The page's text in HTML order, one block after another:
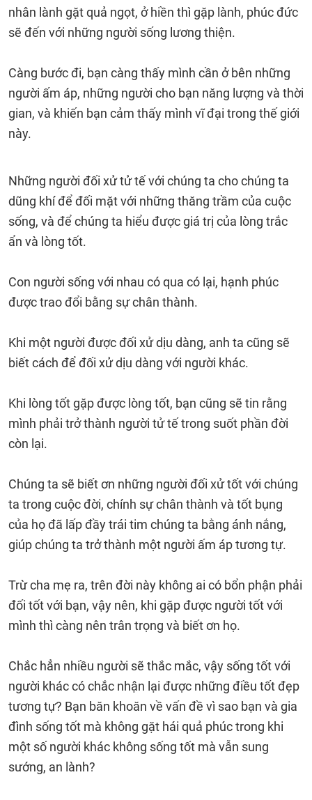
nhân lành gặt quả ngọt, ở hiền thì gặp lành, phúc đức
sẽ đến với những người sống lương thiện.
Càng bước đi, bạn càng thấy mình cần ở bên những
người ấm áp, những người cho bạn năng lượng và thời
gian, và khiến bạn cảm thấy mình vĩ đại trong thế giới
này.
Những người đối xử tử tế với chúng ta cho chúng ta
dũng khí để đối mặt với những thăng trầm của cuộc
sống, và để chúng ta hiểu được giá trị của lòng trắc
ẩn và lòng tốt.
Con người sống với nhau có qua có lại, hạnh phúc
được trao đổi bằng sự chân thành.
Khi một người được đối xử dịu dàng, anh ta cũng sẽ
biết cách để đối xử dịu dàng với người khác.
Khi lòng tốt gặp được lòng tốt, bạn cũng sẽ tin rằng
mình phải trở thành người tử tế trong suốt phần đời
còn lại.
Chúng ta sẽ biết ơn những người đối xử tốt với chúng
ta trong cuộc đời, chính sự chân thành và tốt bụng
của họ đã lấp đầy trái tim chúng ta bằng ánh nắng,
giúp chúng ta trở thành một người ấm áp tương tự.
Trừ cha mẹ ra, trên đời này không ai có bổn phận phải
đối tốt với bạn, vậy nên, khi gặp được người tốt với
mình thì càng nên trân trọng và biết ơn họ.
Chắc hẳn nhiều người sẽ thắc mắc, vậy sống tốt với
người khác có chắc nhận lại được những điều tốt đẹp
tương tự? Bạn băn khoăn về vấn đề vì sao bạn và gia
đình sống tốt mà không gặt hái quả phúc trong khi
một số người khác không sống tốt mà vẫn sung
sướng, an lành?